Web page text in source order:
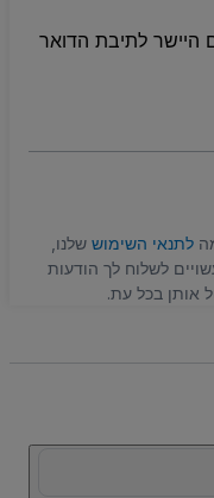
היישר לתיבת הדואר
לתנאי השימוש שלנו,
לשלוח לך הודעות